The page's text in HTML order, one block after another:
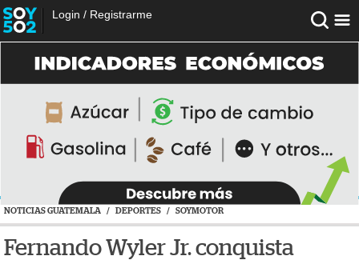
Login / Registrarme
NOTICIAS GUATEMALA / DEPORTES / SOYMOTOR
Fernando Wyler Jr. conquista